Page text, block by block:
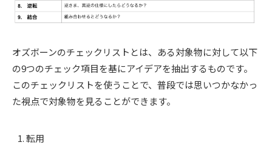
オズボーンのチェックリストとは、ある対象物に対して以下
の9つのチェック項目を基にアイデアを抽出するものです。
このチェックリストを使うことで、普段では思いつかなかっ
た視点で対象物を見ることができます。
転用